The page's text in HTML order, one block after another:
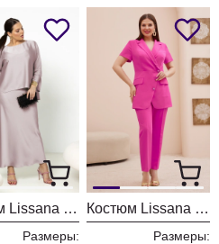
Костюм Lissana 5056
Размеры:
Костюм Lissana 5055
Размеры: